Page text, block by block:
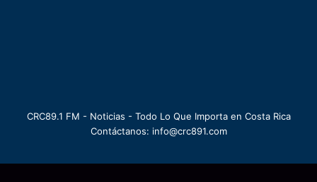
CRC89.1 FM - Noticias - Todo Lo Que Importa en Costa Rica
Contáctanos: info@crc891.com